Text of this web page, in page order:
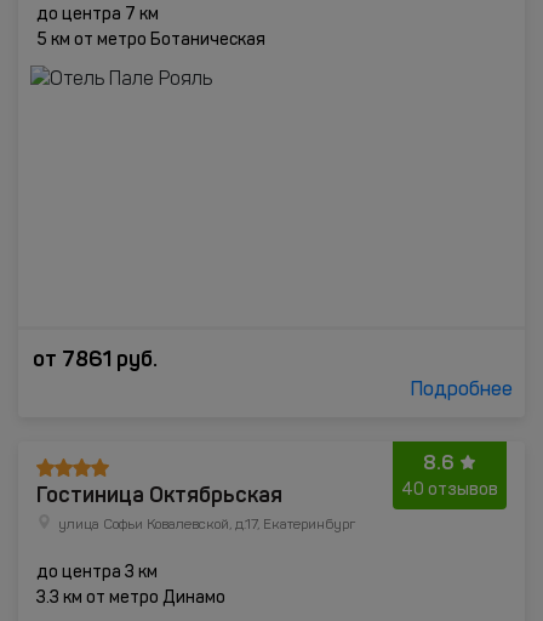
до центра 7 км
5 км от метро Ботаническая
от 7861 руб.
Подробнее
8.6
40 отзывов
Гостиница Октябрьская
улица Софьи Ковалевской, д.17, Екатеринбург
до центра 3 км
3.3 км от метро Динамо